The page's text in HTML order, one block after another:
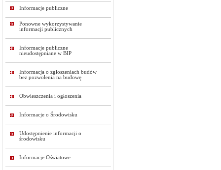
Informacje publiczne
Ponowne wykorzystywanie
informacji publicznych
Informacje publiczne
nieudostępniane w BIP
Informacja o zgłoszeniach budów
bez pozwolenia na budowę
Obwieszczenia i ogłoszenia
Informacje o Środowisku
Udostępnienie informacji o
środowisku
Informacje Oświatowe